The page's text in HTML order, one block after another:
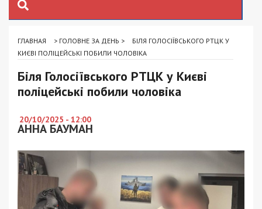
ГЛАВНАЯ > ГОЛОВНЕ ЗА ДЕНЬ >
БІЛЯ ГОЛОСІЇВСЬКОГО РТЦК У
КИЄВІ ПОЛІЦЕЙСЬКІ ПОБИЛИ ЧОЛОВІКА
Біля Голосіївського РТЦК у Києві
поліцейські побили чоловіка
20/10/2025 - 12:00
АННА БАУМАН